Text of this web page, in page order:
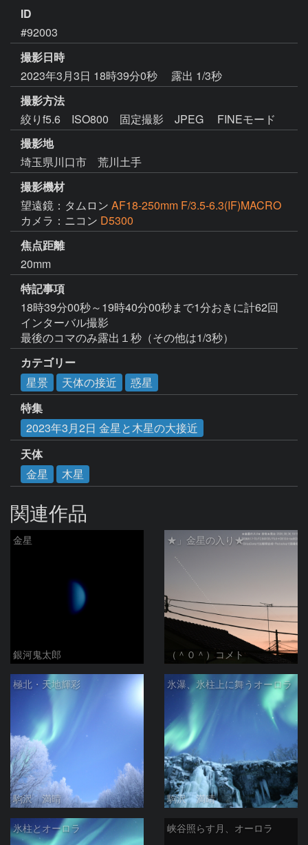
ID
#92003
撮影日時
2023年3月3日 18時39分0秒
露出 1/3秒
撮影方法
絞りf5.6 ISO800 固定撮影 JPEG FINEモード
撮影地
埼玉県川口市 荒川土手
撮影機材
望遠鏡：タムロン AF18-250mm F/3.5-6.3(IF)MACRO
カメラ：ニコン D5300
焦点距離
20mm
特記事項
18時39分00秒～19時40分00秒まで1分おきに計62回
インターバル撮影
最後のコマのみ露出１秒（その他は1/3秒）
カテゴリー
星景
天体の接近
惑星
特集
2023年3月2日 金星と木星の大接近
天体
金星
木星
関連作品
金星
銀河鬼太郎
★」金星の入り★
（＾０＾）コメト
極北・天地輝彩
駒沢 満晴
氷瀑、氷柱上に舞うオーロラ
駒沢 満晴
氷柱とオーロラ 峡谷照らす月、オーロラ